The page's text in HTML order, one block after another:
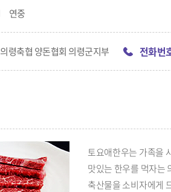
연중
의령축협 양돈협회 의령군지부 전화번
토요애한우는 가족을
맛있는 한우를 먹자는
축산물을 소비자에게